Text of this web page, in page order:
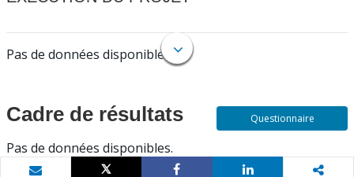
Pas de données disponibles.
Cadre de résultats
Pas de données disponibles.
Questionnaire